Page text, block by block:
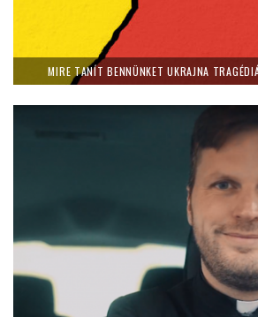
MIRE TANÍT BENNÜNKET UKRAJNA